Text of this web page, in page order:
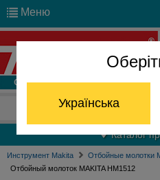
Українська
Меню
Отдел запчастей:
Каталог
Инструмент Makita
Отбойные молотки
Отбойный молоток MAKITA HM1512